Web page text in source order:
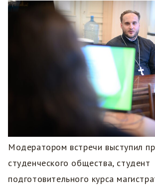
Модератором встречи выступил
студенческого общества, студент
подготовительного курса